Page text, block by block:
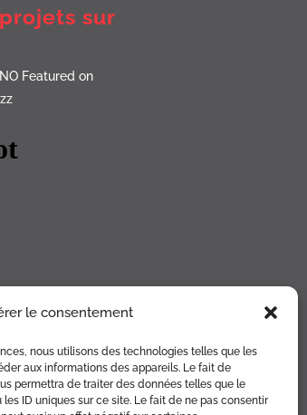
le consentement
nous utilisons des technologies telles que les
aux informations des appareils. Le fait de
permettra de traiter des données telles que le
ID uniques sur ce site. Le fait de ne pas consentir
sur
Featured on